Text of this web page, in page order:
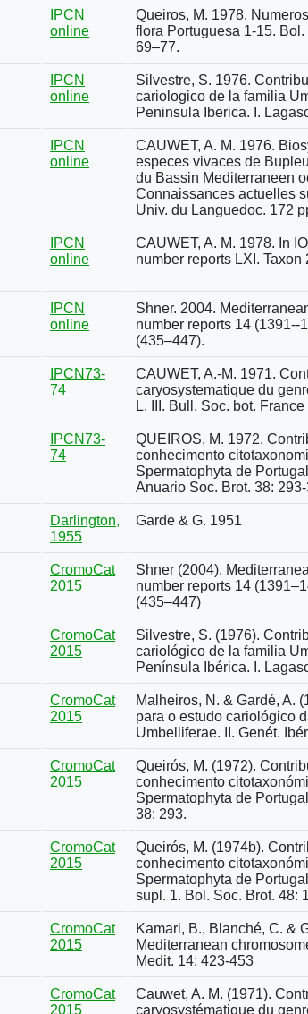
IPCN
online
Queiros, M. 1978.
flora Portuguesa 1-15. Bol.
69–77.
IPCN
online
Silvestre, S. 1976.
cariologico de la familia
Peninsula Iberica. I.
IPCN
online
CAUWET, A. M. 1976.
especes vivaces de
du Bassin Mediterraneen
Connaissances actuelles
Univ. du Languedoc. 172
IPCN
online
CAUWET, A. M. 1978. In
number reports LXI. Taxon
IPCN
online
Shner. 2004.
number reports 14 (1391--
(435–447).
IPCN73-
74
CAUWET, A.-M. 1971.
caryosystematique du
L. III. Bull. Soc. bot.
IPCN73-
74
QUEIROS, M. 1972.
conhecimento
Spermatophyta de
Anuario Soc. Brot. 38:
Darlington,
1955
Garde & G. 1951
CromoCat
2015
Shner (2004).
number reports 14
(435–447)
CromoCat
2015
Silvestre, S. (1976).
cariológico de la familia
Península Ibérica. I.
CromoCat
2015
Malheiros, N. & Gardé, A.
para o estudo cariológico
Umbelliferae. II. Genét.
CromoCat
2015
Queirós, M. (1972).
conhecimento
Spermatophyta de
38: 293.
CromoCat
2015
Queirós, M. (1974b).
conhecimento
Spermatophyta de
supl. 1. Bol. Soc. Brot. 48:
CromoCat
2015
Kamari, B., Blanché, C. &
Mediterranean
Medit. 14: 423-453
CromoCat
2015
Cauwet, A. M. (1971).
caryosystématique du